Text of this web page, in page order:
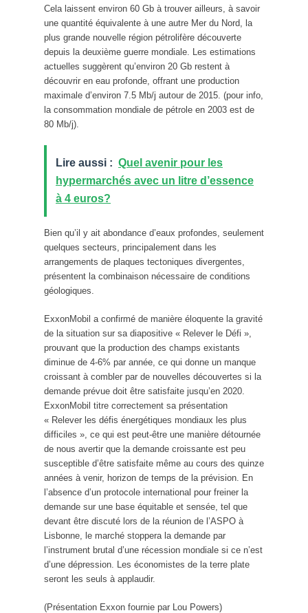
Cela laissent environ 60 Gb à trouver ailleurs, à savoir
une quantité équivalente à une autre Mer du Nord, la
plus grande nouvelle région pétrolifère découverte
depuis la deuxième guerre mondiale. Les estimations
actuelles suggèrent qu’environ 20 Gb restent à
découvrir en eau profonde, offrant une production
maximale d’environ 7.5 Mb/j autour de 2015. (pour info,
la consommation mondiale de pétrole en 2003 est de
80 Mb/j).
Lire aussi : Quel avenir pour les
hypermarchés avec un litre d’essence
à 4 euros?
Bien qu’il y ait abondance d’eaux profondes, seulement
quelques secteurs, principalement dans les
arrangements de plaques tectoniques divergentes,
présentent la combinaison nécessaire de conditions
géologiques.
ExxonMobil a confirmé de manière éloquente la gravité
de la situation sur sa diapositive « Relever le Défi »,
prouvant que la production des champs existants
diminue de 4-6% par année, ce qui donne un manque
croissant à combler par de nouvelles découvertes si la
demande prévue doit être satisfaite jusqu’en 2020.
ExxonMobil titre correctement sa présentation
« Relever les défis énergétiques mondiaux les plus
difficiles », ce qui est peut-être une manière détournée
de nous avertir que la demande croissante est peu
susceptible d’être satisfaite même au cours des quinze
années à venir, horizon de temps de la prévision. En
l’absence d’un protocole international pour freiner la
demande sur une base équitable et sensée, tel que
devant être discuté lors de la réunion de l’ASPO à
Lisbonne, le marché stoppera la demande par
l’instrument brutal d’une récession mondiale si ce n’est
d’une dépression. Les économistes de la terre plate
seront les seuls à applaudir.
(Présentation Exxon fournie par Lou Powers)